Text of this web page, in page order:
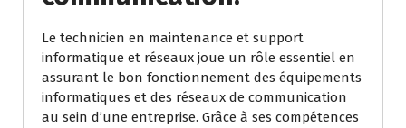
Le technicien en maintenance et support
informatique et réseaux joue un rôle essentiel en
assurant le bon fonctionnement des équipements
informatiques et des réseaux de communication
au sein d’une entreprise. Grâce à ses compétences